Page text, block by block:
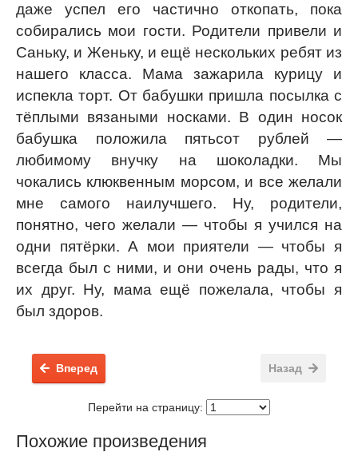
даже успел его частично откопать, пока
собирались мои гости. Родители привели и
Саньку, и Женьку, и ещё нескольких ребят из
нашего класса. Мама зажарила курицу и
испекла торт. От бабушки пришла посылка с
тёплыми вязаными носками. В один носок
бабушка положила пятьсот рублей —
любимому внучку на шоколадки. Мы
чокались клюквенным морсом, и все желали
мне самого наилучшего. Ну, родители,
понятно, чего желали — чтобы я учился на
одни пятёрки. А мои приятели — чтобы я
всегда был с ними, и они очень рады, что я
их друг. Ну, мама ещё пожелала, чтобы я
был здоров.
Назад
Вперед
Перейти на страницу:
Похожие произведения